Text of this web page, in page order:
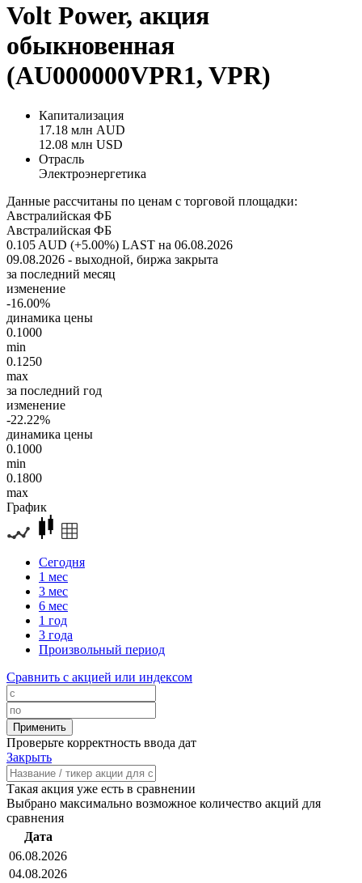
Volt Power, акция
обыкновенная
(AU000000VPR1, VPR)
Капитализация
17.18 млн AUD
12.08 млн USD
Отрасль
Электроэнергетика
Данные рассчитаны по ценам с торговой площадки:
Австралийская ФБ
Австралийская ФБ
0.105 AUD (+5.00%) LAST на 06.08.2026
09.08.2026 - выходной, биржа закрыта
за последний месяц
изменение
-16.00%
динамика цены
0.1000
min
0.1250
max
за последний год
изменение
-22.22%
динамика цены
0.1000
min
0.1800
max
График
Сегодня
1 мес
3 мес
6 мес
1 год
3 года
Произвольный период
Сравнить с акцией или индексом
Проверьте корректность ввода дат
Закрыть
Такая акция уже есть в сравнении
Выбрано максимально возможное количество акций для
сравнения
Дата
06.08.2026
04.08.2026